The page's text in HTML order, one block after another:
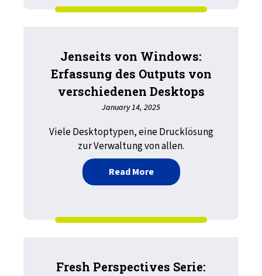
Jenseits von Windows:
Erfassung des Outputs von
verschiedenen Desktops
January 14, 2025
Viele Desktoptypen, eine Drucklösung
zur Verwaltung von allen.
Read Moreabout Jenseits von
Fresh Perspectives Serie: